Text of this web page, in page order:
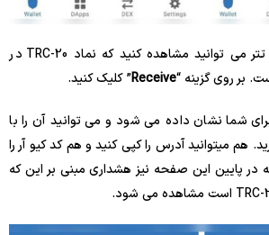
3. در صفحه کیف پول تتر می توانید مشاهده کنید که نماد TRC-20 در
بر روی گزینه “Receive” کلیک کنید.
شما نشان داده می شود و می توانید آن را با
هم میتوانید آدرس را کپی کنید و هم کد کیو آر را
در پایین این صفحه نیز هشداری مبنی بر این که